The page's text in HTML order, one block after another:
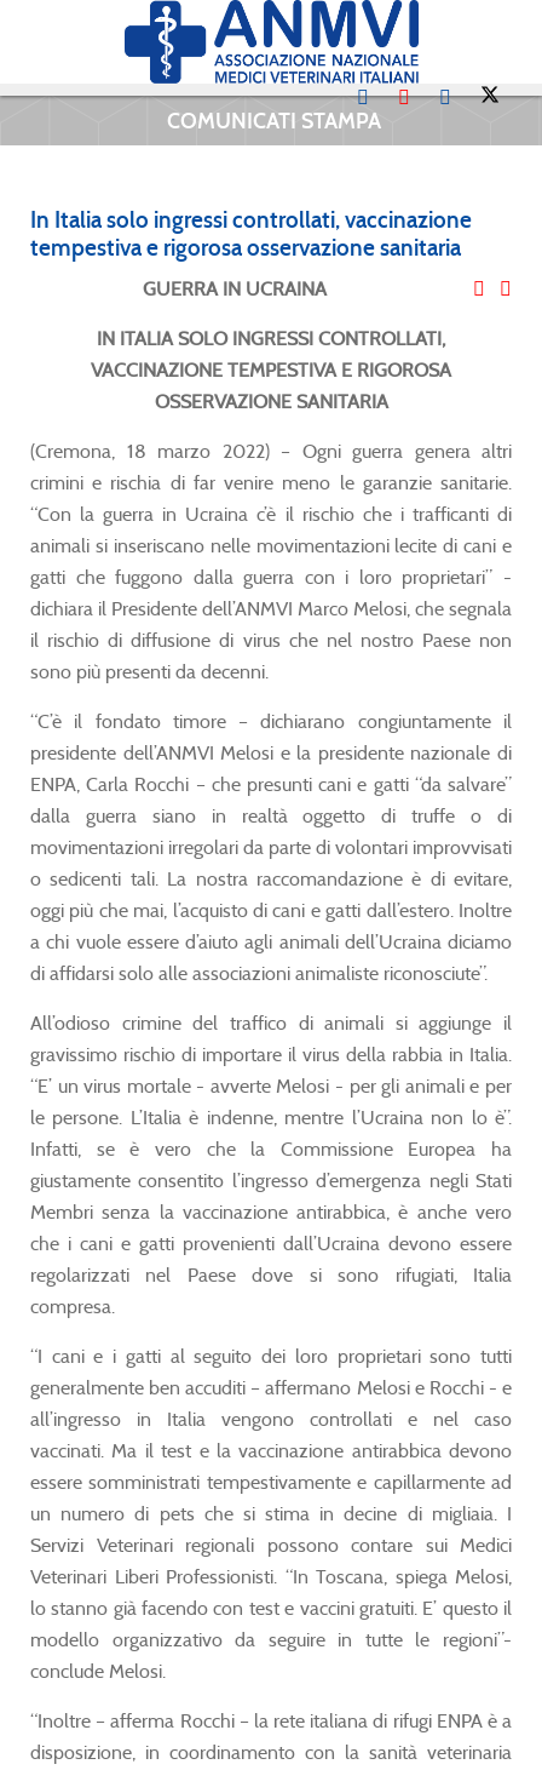
COMUNICATI STAMPA
In Italia solo ingressi controllati, vaccinazione
tempestiva e rigorosa osservazione sanitaria
GUERRA IN UCRAINA
IN ITALIA SOLO INGRESSI CONTROLLATI,
VACCINAZIONE TEMPESTIVA E RIGOROSA
OSSERVAZIONE SANITARIA
(Cremona, 18 marzo 2022) – Ogni guerra genera altri
crimini e rischia di far venire meno le garanzie sanitarie.
“Con la guerra in Ucraina c’è il rischio che i trafficanti di
animali si inseriscano nelle movimentazioni lecite di cani e
gatti che fuggono dalla guerra con i loro proprietari” -
dichiara il Presidente dell’ANMVI Marco Melosi, che segnala
il rischio di diffusione di virus che nel nostro Paese non
sono più presenti da decenni.
“C’è il fondato timore – dichiarano congiuntamente il
presidente dell’ANMVI Melosi e la presidente nazionale di
ENPA, Carla Rocchi – che presunti cani e gatti “da salvare”
dalla guerra siano in realtà oggetto di truffe o di
movimentazioni irregolari da parte di volontari improvvisati
o sedicenti tali. La nostra raccomandazione è di evitare,
oggi più che mai, l’acquisto di cani e gatti dall’estero. Inoltre
a chi vuole essere d’aiuto agli animali dell’Ucraina diciamo
di affidarsi solo alle associazioni animaliste riconosciute”.
All’odioso crimine del traffico di animali si aggiunge il
gravissimo rischio di importare il virus della rabbia in Italia.
“E’ un virus mortale - avverte Melosi - per gli animali e per
le persone. L’Italia è indenne, mentre l’Ucraina non lo è”.
Infatti, se è vero che la Commissione Europea ha
giustamente consentito l’ingresso d’emergenza negli Stati
Membri senza la vaccinazione antirabbica, è anche vero
che i cani e gatti provenienti dall’Ucraina devono essere
regolarizzati nel Paese dove si sono rifugiati, Italia
compresa.
“I cani e i gatti al seguito dei loro proprietari sono tutti
generalmente ben accuditi – affermano Melosi e Rocchi - e
all’ingresso in Italia vengono controllati e nel caso
vaccinati. Ma il test e la vaccinazione antirabbica devono
essere somministrati tempestivamente e capillarmente ad
un numero di pets che si stima in decine di migliaia. I
Servizi Veterinari regionali possono contare sui Medici
Veterinari Liberi Professionisti. “In Toscana, spiega Melosi,
lo stanno già facendo con test e vaccini gratuiti. E’ questo il
modello organizzativo da seguire in tutte le regioni”-
conclude Melosi.
“Inoltre – afferma Rocchi – la rete italiana di rifugi ENPA è a
disposizione, in coordinamento con la sanità veterinaria